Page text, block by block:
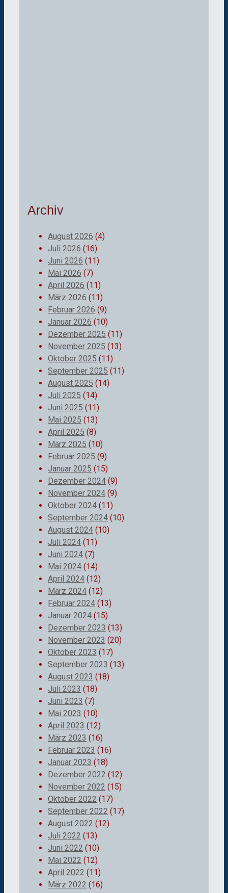
Archiv
August 2026 (4)
Juli 2026 (16)
Juni 2026 (11)
Mai 2026 (7)
April 2026 (11)
März 2026 (11)
Februar 2026 (9)
Januar 2026 (10)
Dezember 2025 (11)
November 2025 (13)
Oktober 2025 (11)
September 2025 (11)
August 2025 (14)
Juli 2025 (14)
Juni 2025 (11)
Mai 2025 (13)
April 2025 (8)
März 2025 (10)
Februar 2025 (9)
Januar 2025 (15)
Dezember 2024 (9)
November 2024 (9)
Oktober 2024 (11)
September 2024 (10)
August 2024 (10)
Juli 2024 (11)
Juni 2024 (7)
Mai 2024 (14)
April 2024 (12)
März 2024 (12)
Februar 2024 (13)
Januar 2024 (15)
Dezember 2023 (13)
November 2023 (20)
Oktober 2023 (17)
September 2023 (13)
August 2023 (18)
Juli 2023 (18)
Juni 2023 (7)
Mai 2023 (10)
April 2023 (12)
März 2023 (16)
Februar 2023 (16)
Januar 2023 (18)
Dezember 2022 (12)
November 2022 (15)
Oktober 2022 (17)
September 2022 (17)
August 2022 (12)
Juli 2022 (13)
Juni 2022 (10)
Mai 2022 (12)
April 2022 (11)
März 2022 (16)